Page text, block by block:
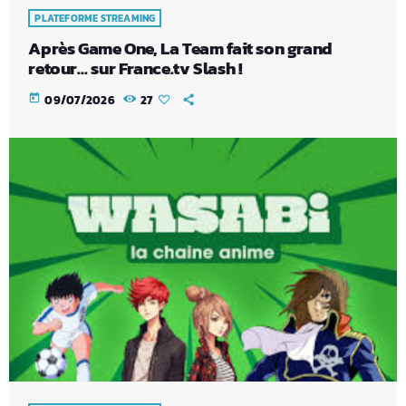
PLATEFORME STREAMING
Après Game One, La Team fait son grand
retour… sur France.tv Slash !
today 09/07/2026 27